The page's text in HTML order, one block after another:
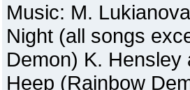
Music: M.
Night (all songs
Demon) K. Hensley
Heep (Rainbow